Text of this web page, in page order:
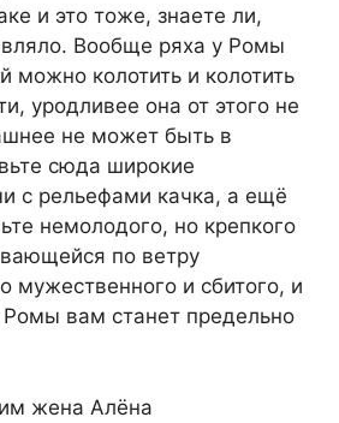
и это тоже, знаете ли,
Вообще ряха у Ромы
можно колотить и колотить
уродливее она от этого не
не может быть в
сюда широкие
с рельефами качка, а ещё
немолодого, но крепкого
по ветру
мужественного и сбитого, и
вам станет предельно
жена Алёна